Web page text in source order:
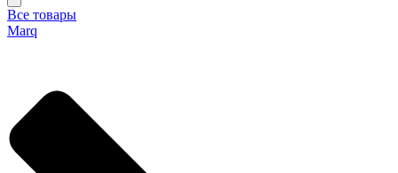
Все товары
Marq